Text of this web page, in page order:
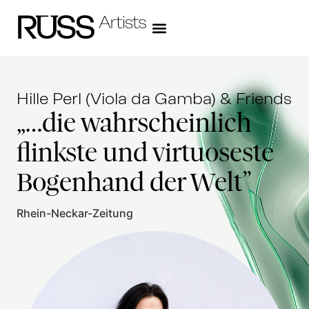
Hille Perl (Viola da Gamba) & Friends
„…die wahrscheinlich
flinkste und virtuoseste
Bogenhand der Welt”
Rhein-Neckar-Zeitung